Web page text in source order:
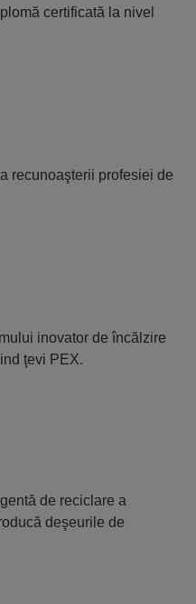
certificată la nivel
recunoaşterii profesiei de
inovator de încălzire
ţevi PEX.
de reciclare a
deşeurile de